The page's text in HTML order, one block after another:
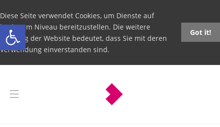
Open toolbar
Diese Seite verwendet Cookies, um Dienste auf
höchstem Niveau bereitzustellen. Die weitere
Nutzung der Website bedeutet, dass Sie mit deren
Verwendung einverstanden sind.
Got it!